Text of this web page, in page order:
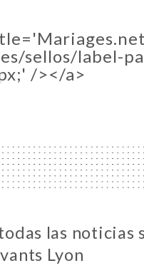
sellos/label-
/></a>
las noticias
Lyon